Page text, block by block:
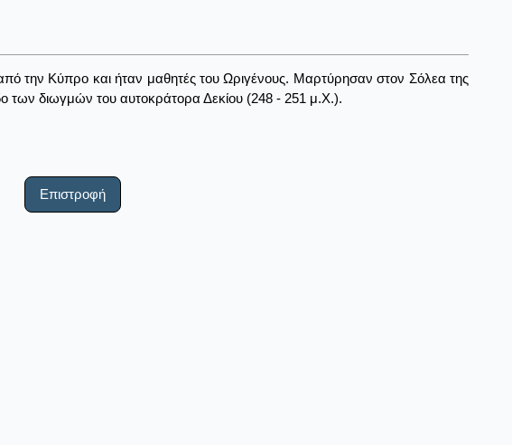
την Κύπρο και ήταν μαθητές του Ωριγένους. Μαρτύρησαν στον Σόλεα της
των διωγμών του αυτοκράτορα Δεκίου (248 - 251 μ.Χ.).
Επιστροφή